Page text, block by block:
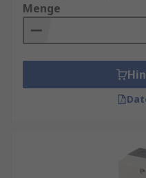
Menge